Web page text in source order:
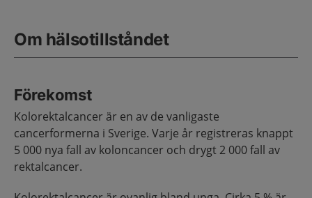
Om hälsotillståndet
Förekomst
Kolorektalcancer är en av de vanligaste
cancerformerna i Sverige. Varje år registreras knappt
5 000 nya fall av koloncancer och drygt 2 000 fall av
rektalcancer.